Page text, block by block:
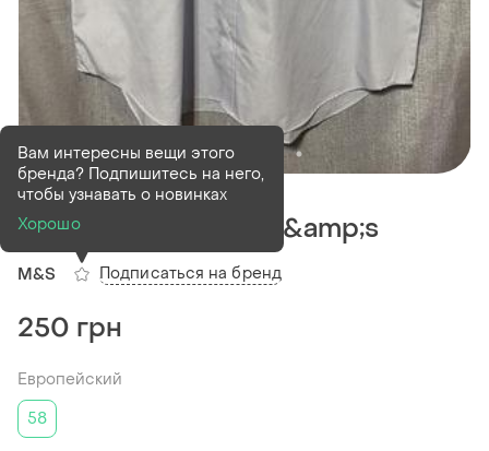
В наличии 1 шт
Мужская рубашка m&amp;s
M&S
Вам интересны вещи этого
бренда? Подпишитесь на него,
чтобы узнавать о новинках
Хорошо
Подписаться на бренд
250 грн
Европейский
58